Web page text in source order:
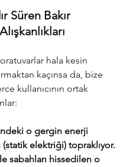
Süren Bakır
hala kesin
kaçınsa da, bize
kullanıcının ortak
o gergin enerji
(statik elektriği) topraklıyor.
sabahları hissedilen o